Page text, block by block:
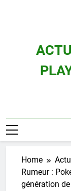
Home
Rumeur :
génération